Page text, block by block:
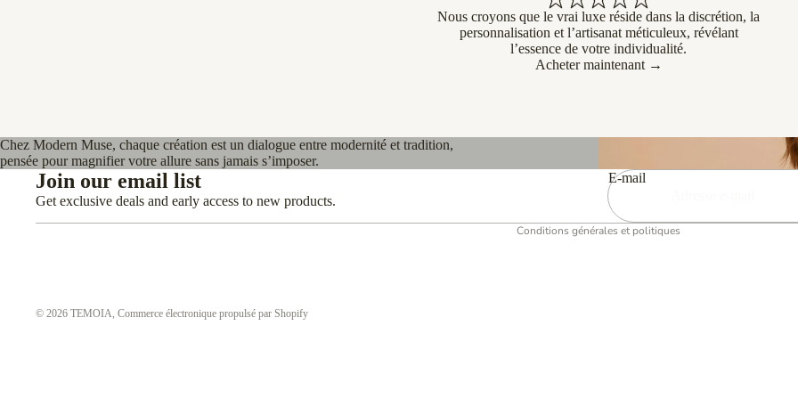
Nous croyons que le vrai luxe réside dans la discrétion, la
personnalisation et l’artisanat méticuleux, révélant
l’essence de votre individualité.
Acheter maintenant →
Chez Modern Muse, chaque création est un dialogue entre modernité et tradition,
pensée pour magnifier votre allure sans jamais s’imposer.
Join our email list
Get exclusive deals and early access to new products.
E-mail
© 2026 TEMOIA Commerce électronique propulsé par Shopify
Conditions générales et politiques
Politique d’expédition